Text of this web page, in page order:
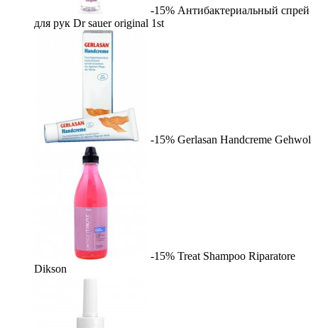
-15% Антибактериальный спрей
для рук Dr sauer original 1st
-15% Gerlasan Handcreme Gehwol
-15% Treat Shampoo Riparatore
Dikson